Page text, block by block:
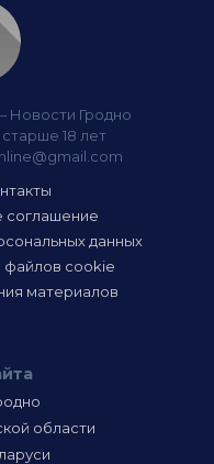
Новости Гродно
18 лет
соглашение
данных
файлов cookie
материалов
области